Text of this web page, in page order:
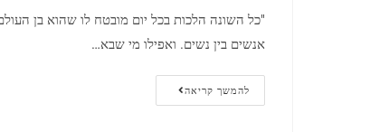
"כל השונה הלכות בכל יום מובטח לו שהוא בן
אנשים בין נשים. ואפילו מי שבא…
להמשך קריאה